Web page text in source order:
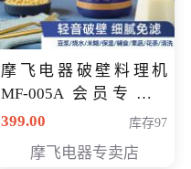
摩飞电器破壁料理机
MF-005A 会员专享价
198元
399.00 库存97
摩飞电器专卖店